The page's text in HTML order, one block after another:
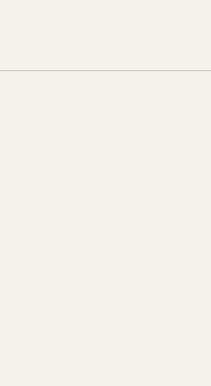
より変動する場合があります。